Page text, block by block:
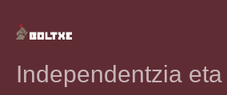
Independentzia eta